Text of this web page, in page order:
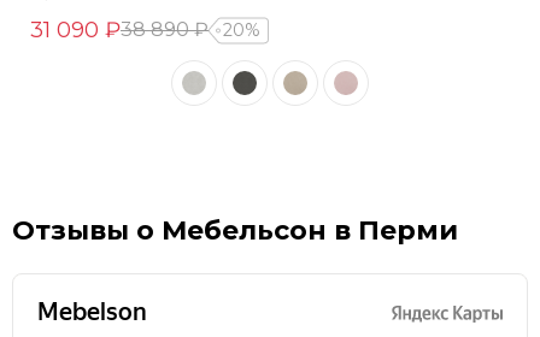
31 090 ₽38 890 ₽ 20%
Отзывы о Мебельсон в Перми